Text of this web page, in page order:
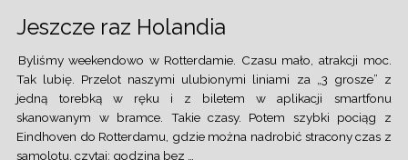
Jeszcze raz Holandia
Byliśmy weekendowo w Rotterdamie. Czasu mało, atrakcji moc.
Tak lubię. Przelot naszymi ulubionymi liniami za „3 grosze” z
jedną torebką w ręku i z biletem w aplikacji smartfonu
skanowanym w bramce. Takie czasy. Potem szybki pociąg z
Eindhoven do Rotterdamu, gdzie można nadrobić stracony czas z
samolotu, czytaj: godzina bez …